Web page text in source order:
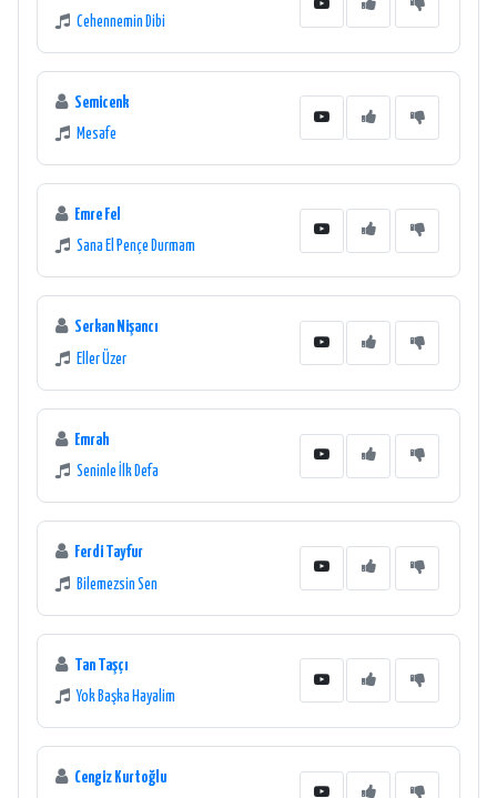
Cehennemin Dibi
Semicenk
Mesafe
Emre Fel
Sana El Pençe Durmam
Serkan Nişancı
Eller Üzer
Emrah
Seninle İlk Defa
Ferdi Tayfur
Bilemezsin Sen
Tan Taşçı
Yok Başka Hayalim
Cengiz Kurtoğlu